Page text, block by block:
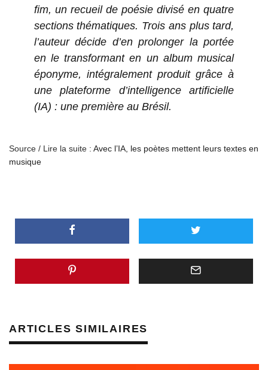
fim, un recueil de poésie divisé en quatre
sections thématiques. Trois ans plus tard,
l’auteur décide d’en prolonger la portée
en le transformant en un album musical
éponyme, intégralement produit grâce à
une plateforme d’intelligence artificielle
(IA) : une première au Brésil.
Source / Lire la suite : Avec l’IA, les poètes mettent leurs textes en
musique
ARTICLES SIMILAIRES